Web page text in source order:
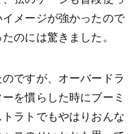
メージが強かったので
のには驚きました。
ですが、オーバードラ
を慣らした時にブーミ
ラトでもやはりおんな